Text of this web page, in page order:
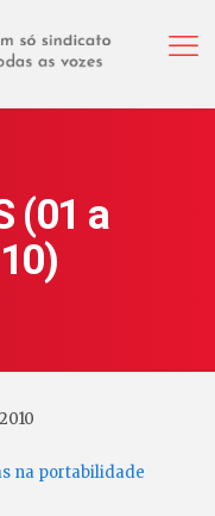
(01 a
na portabilidade